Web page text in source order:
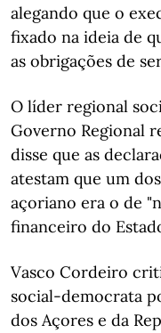
alegando que o
fixado na ideia de
as obrigações de
O líder regional
Governo Regional
disse que as
atestam que um
açoriano era o de
financeiro do
Vasco Cordeiro
social-democrata
dos Açores e da